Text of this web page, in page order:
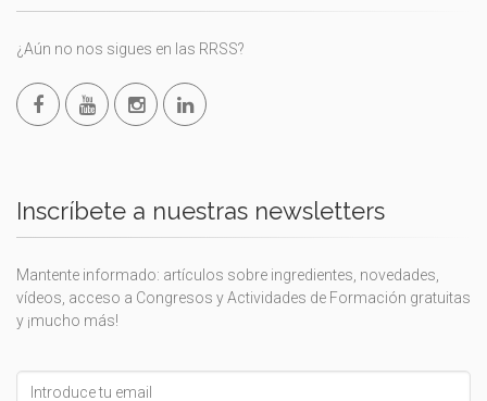
¿Aún no nos sigues en las RRSS?
Inscríbete a nuestras newsletters
Mantente informado: artículos sobre ingredientes, novedades,
vídeos, acceso a Congresos y Actividades de Formación gratuitas
y ¡mucho más!
this